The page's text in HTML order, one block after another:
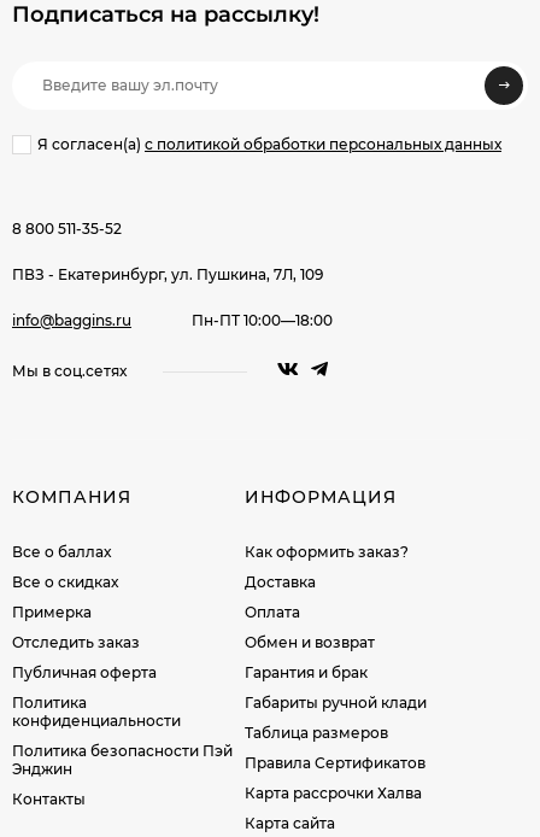
Подписаться на рассылкy!
Я согласен(a) с политикой обработки персональных данных
8 800 511-35-52
ПВЗ - Екатеринбург, ул. Пушкина, 7Л, 109
info@baggins.ru Пн-ПТ 10:00—18:00
Мы в соц.сетях
КОМПАНИЯ
Все о баллах
Все о скидках
Примерка
Отследить заказ
Публичная оферта
Политика
конфиденциальности
Политика безопасности Пэй
Энджин
Контакты
ИНФОРМАЦИЯ
Как оформить заказ?
Доставка
Оплата
Обмен и возврат
Гарантия и брак
Габариты ручной клади
Таблица размеров
Правила Сертификатов
Карта рассрочки Халва
Карта сайта